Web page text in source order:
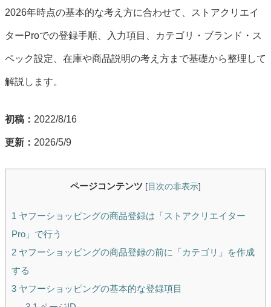
2026年時点の基本的な考え方に合わせて、ストアクリエイ
ターProでの登録手順、入力項目、カテゴリ・ブランド・ス
ペック設定、在庫や商品説明の考え方まで基礎から整理して
解説します。
初稿： 2022/8/16
更新： 2026/5/9
ページコンテンツ [ 目次の非表示]
1 ヤフーショッピングの商品登録は「ストアクリエイター
Pro」で行う
2 ヤフーショッピングの商品登録の前に「カテゴリ」を作成
する
3 ヤフーショッピングの基本的な登録項目